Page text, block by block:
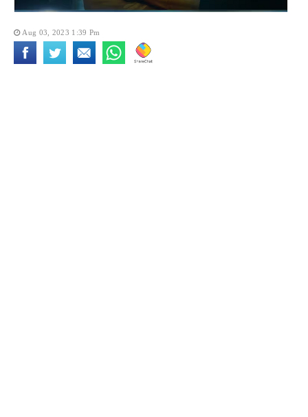
Aug 03, 2023 1:39 Pm